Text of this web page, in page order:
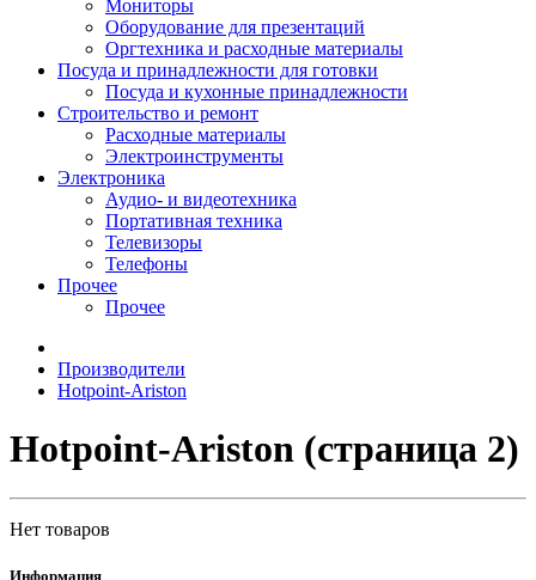
Мониторы
Оборудование для презентаций
Оргтехника и расходные материалы
Посуда и принадлежности для готовки
Посуда и кухонные принадлежности
Строительство и ремонт
Расходные материалы
Электроинструменты
Электроника
Аудио- и видеотехника
Портативная техника
Телевизоры
Телефоны
Прочее
Прочее
Производители
Hotpoint-Ariston
Hotpoint-Ariston (страница 2)
Нет товаров
Информация